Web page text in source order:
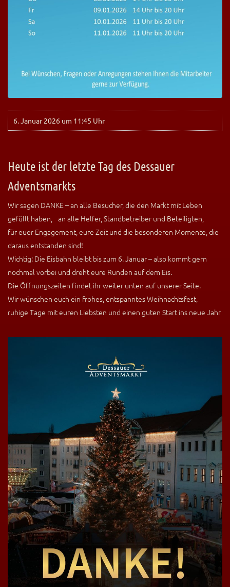
6. Januar 2026 um 11:45 Uhr
Heute ist der letzte Tag des Dessauer
Adventsmarkts
Wir sagen DANKE – an alle Besucher, die den Markt mit Leben
gefüllt haben, an alle Helfer, Standbetreiber und Beteiligten,
für euer Engagement, eure Zeit und die besonderen Momente, die
daraus entstanden sind!
Wichtig: Die Eisbahn bleibt bis zum 6. Januar – also kommt gern
nochmal vorbei und dreht eure Runden auf dem Eis.
Die Öffnungszeiten findet ihr weiter unten auf unserer Seite.
Wir wünschen euch ein frohes, entspanntes Weihnachtsfest,
ruhige Tage mit euren Liebsten und einen guten Start ins neue Jahr